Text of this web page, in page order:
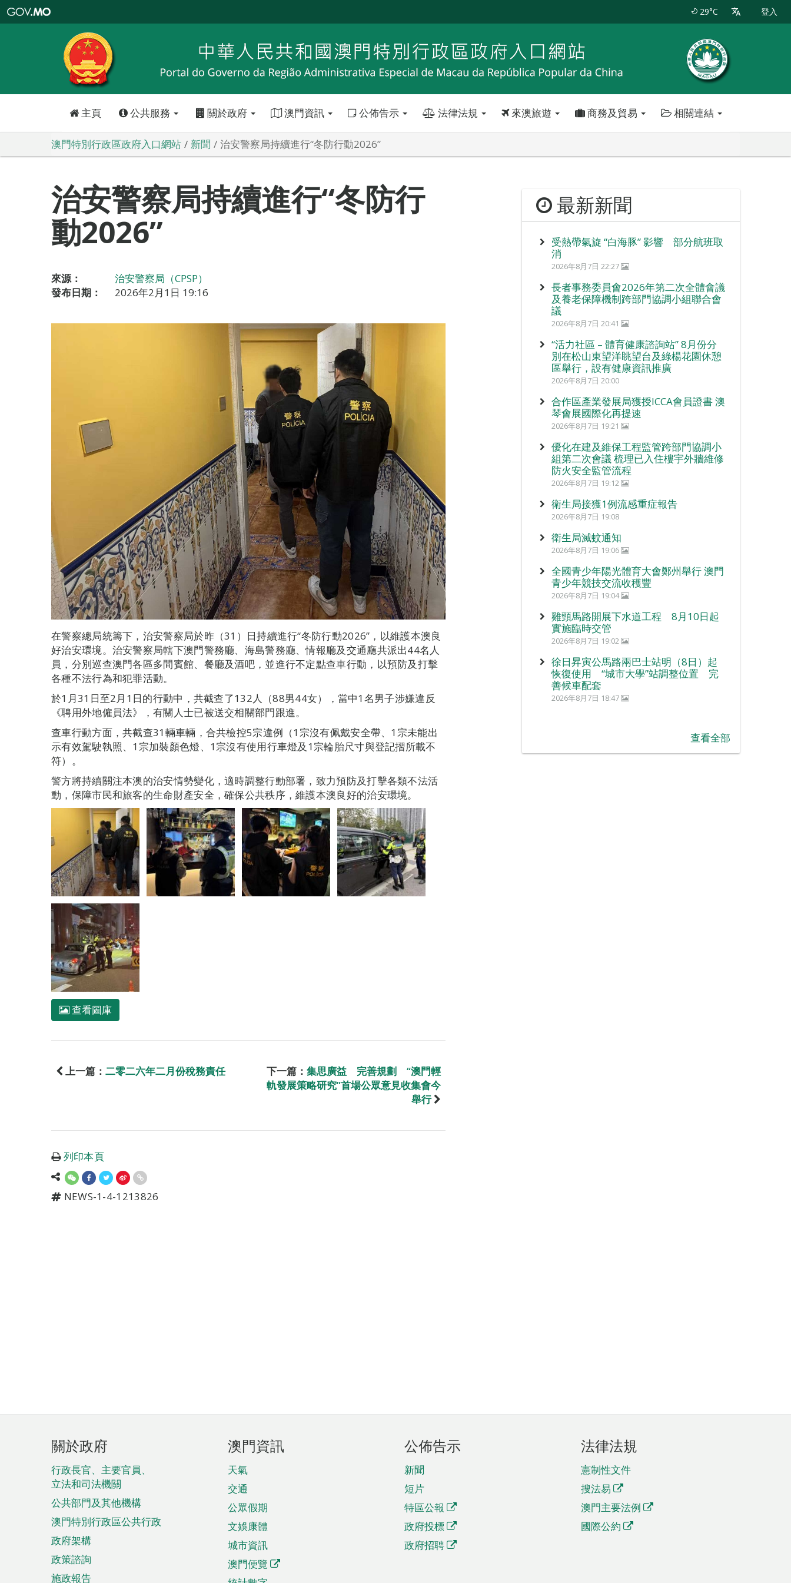
特
政
區
政
口
29°C 登入
主頁 公共服務 關於政府 澳門資訊 公佈告示 法律法規 來澳旅遊 商務及貿易 相關連結
澳門特別行政區政府入口網站 新聞 治安警察局持續進行“冬防行動2026”
治安警察局持續進行“冬防行
動2026”
來源：
治安警察局（CPSP）
發布日期：
2026年2月1日 19:16
在警察總局統籌下，治安警察局於昨（31）日持續進行“冬防行動2026”，以維護本澳良
好治安環境。治安警察局轄下澳門警務廳、海島警務廳、情報廳及交通廳共派出44名人
員，分別巡查澳門各區多間賓館、餐廳及酒吧，並進行不定點查車行動，以預防及打擊
各種不法行為和犯罪活動。
於1月31日至2月1日的行動中，共截查了132人（88男44女），當中1名男子涉嫌違反
《聘用外地僱員法》，有關人士已被送交相關部門跟進。
查車行動方面，共截查31輛車輛，合共檢控5宗違例（1宗沒有佩戴安全帶、1宗未能出
示有效駕駛執照、1宗加裝顏色燈、1宗沒有使用行車燈及1宗輪胎尺寸與登記摺所載不
符）。
警方將持續關注本澳的治安情勢變化，適時調整行動部署，致力預防及打擊各類不法活
動，保障市民和旅客的生命財產安全，確保公共秩序，維護本澳良好的治安環境。
查看圖庫
上一篇： 二零二六年二月份稅務責任 下一篇： 集思廣益 完善規劃 “澳門輕
軌發展策略研究”首場公眾意見收集會今
舉行
列印本頁
NEWS-1-4-1213826
最新新聞
受熱帶氣旋 “白海豚” 影響 部分航班取
消
2026年8月7日 22:27
長者事務委員會2026年第二次全體會議
及養老保障機制跨部門協調小組聯合會
議
2026年8月7日 20:41
“活力社區 – 體育健康諮詢站” 8月份分
別在松山東望洋眺望台及綠楊花園休憩
區舉行，設有健康資訊推廣
2026年8月7日 20:00
合作區產業發展局獲授ICCA會員證書 澳
琴會展國際化再提速
2026年8月7日 19:21
優化在建及維保工程監管跨部門協調小
組第二次會議 梳理已入住樓宇外牆維修
防火安全監管流程
2026年8月7日 19:12
衛生局接獲1例流感重症報告
2026年8月7日 19:08
衛生局滅蚊通知
2026年8月7日 19:06
全國青少年陽光體育大會鄭州舉行 澳門
青少年競技交流收穫豐
2026年8月7日 19:04
雞頸馬路開展下水道工程 8月10日起
實施臨時交管
2026年8月7日 19:02
徐日昇寅公馬路兩巴士站明（8日）起
恢復使用 “城市大學”站調整位置 完
善候車配套
2026年8月7日 18:47
查看全部
頁
腳
菜
單
關於政府
行政長官、主要官員、
立法和司法機關
公共部門及其他機構
澳門特別行政區公共行政
政府架構
政策諮詢
施政報告
澳門資訊
天氣
交通
公眾假期
文娛康體
城市資訊
澳門便覽
公佈告示
新聞
短片
特區公報
政府投標
政府招聘
法律法規
憲制性文件
搜法易
澳門主要法例
國際公約